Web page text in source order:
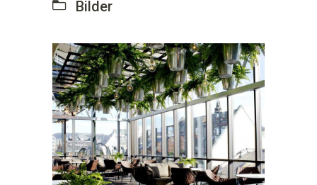
Bilder